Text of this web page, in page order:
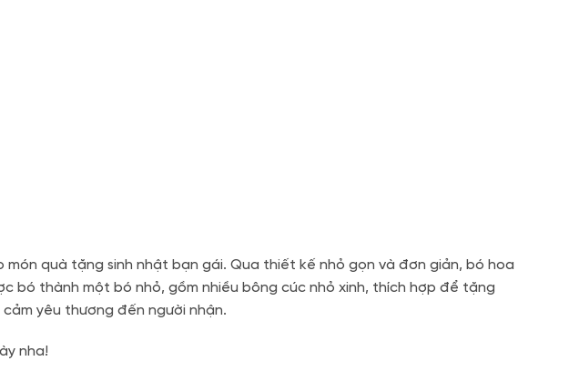
quà tặng sinh nhật bạn gái. Qua thiết kế nhỏ gọn và đơn giản, bó hoa
bó thành một bó nhỏ, gồm nhiều bông cúc nhỏ xinh, thích hợp để tặng
yêu thương đến người nhận.
nha!